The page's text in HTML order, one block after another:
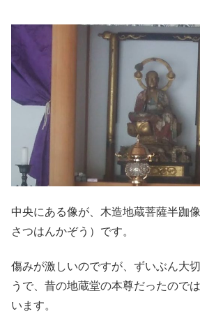
中央にある像が、木造地蔵菩薩半跏
さつはんかぞう）です。
傷みが激しいのですが、ずいぶん大
うで、昔の地蔵堂の本尊だったので
います。